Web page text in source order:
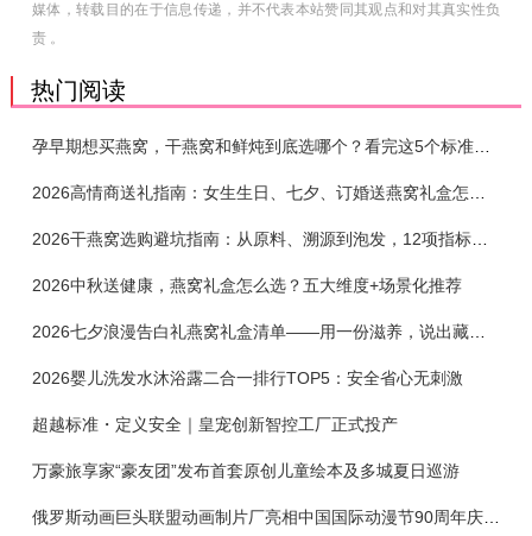
媒体，转载目的在于信息传递，并不代表本站赞同其观点和对其真实性负
责 。
热门阅读
孕早期想买燕窝，干燕窝和鲜炖到底选哪个？看完这5个标准再下单
2026干燕窝选购避坑指南：从原料、溯源到泡发，12项指标判断靠谱燕窝
2026中秋送健康，燕窝礼盒怎么选？五大维度+场景化推荐
2026七夕浪漫告白礼燕窝礼盒清单——用一份滋养，说出藏在心底的爱
2026婴儿洗发水沐浴露二合一排行TOP5：安全省心无刺激
超越标准・定义安全｜皇宠创新智控工厂正式投产
万豪旅享家“豪友团”发布首套原创儿童绘本及多城夏日巡游
俄罗斯动画巨头联盟动画制片厂亮相中国国际动漫节90周年庆开启中国之旅新篇章